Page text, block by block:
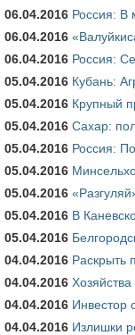
06.04.2016 Россия: В
06.04.2016
06.04.2016 Россия:
05.04.2016 Кубань:
05.04.2016 Крупный
05.04.2016 Сахар:
05.04.2016 Россия:
05.04.2016
05.04.2016
05.04.2016 В
05.04.2016
04.04.2016 Раскрыть
04.04.2016
04.04.2016 Инвестор
04.04.2016 Излишки